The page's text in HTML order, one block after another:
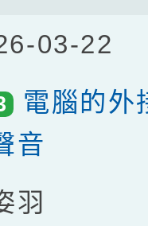
03-22
電腦的外
音
羽